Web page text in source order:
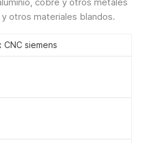
otros materiales blandos.
CNC siemens